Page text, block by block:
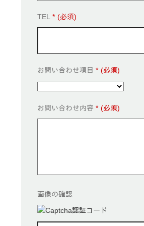
TEL *
お問い合わせ項目 *
お問い合わせ内容 *
画像の確認